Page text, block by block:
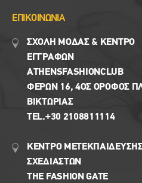
ΕΠΙΚΟΙΝΩΝΙΑ
ΣΧΟΛΗ ΜΟΔΑΣ & ΚΈΝΤΡΟ
ΕΓΓΡΑΦΩΝ
ΑTHENSFASHIONCLUB
ΦΕΡΏΝ 16, 4ΟΣ ΟΡΟΦΟΣ
ΒΙΚΤΩΡΊΑΣ
TEL.+30 2108811114
ΚΕΝΤΡΟ
ΣΧΕΔΙΑΣΤΩΝ
THE FASHION GATE